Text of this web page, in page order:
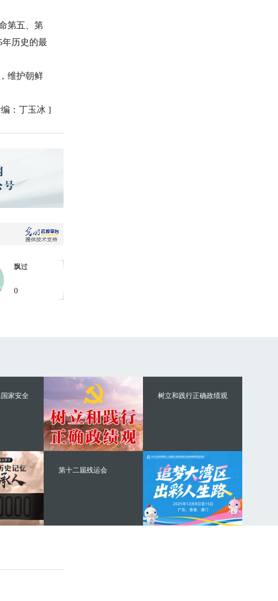
第五、第
历史的最
维护朝鲜
：丁玉冰 ]
飘过
0
家安全
树立和践行正确政绩观
第十二届残运会